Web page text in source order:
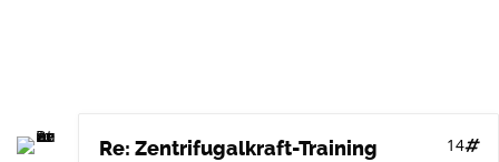
Re: Zentrifugalkraft-Training 14